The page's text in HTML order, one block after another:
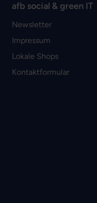
afb social & green IT
Newsletter
Impressum
Lokale Shops
Kontaktformular